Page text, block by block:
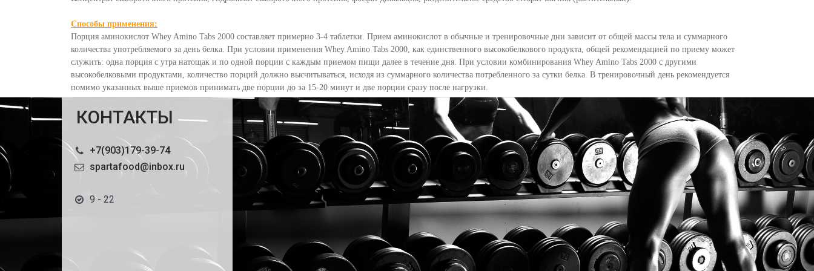
Способы применения:
Порция аминокислот Whey Amino Tabs 2000 составляет примерно 3-4 таблетки. Прием аминокислот в обычные и тренировочные дни зависит от общей массы тела и суммарного
количества употребляемого за день белка. При условии применения Whey Amino Tabs 2000, как единственного высокобелкового продукта, общей рекомендацией по приему может
служить: одна порция с утра натощак и по одной порции с каждым приемом пищи далее в течение дня. При условии комбинирования Whey Amino Tabs 2000 с другими
высокобелковыми продуктами, количество порций должно высчитываться, исходя из суммарного количества потребленного за сутки белка. В тренировочный день рекомендуется
помимо указанных выше приемов принимать две порции до за 15-20 минут и две порции сразу после нагрузки.
КОНТАКТЫ
+7(903)179-39-74
spartafood@inbox.ru
9 - 22